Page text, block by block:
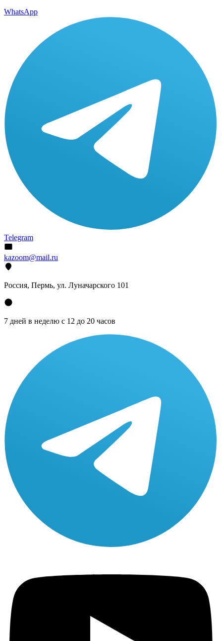
WhatsApp
Telegram
kazoom@mail.ru
Россия, Пермь, ул. Луначарского 101
7 дней в неделю с 12 до 20 часов